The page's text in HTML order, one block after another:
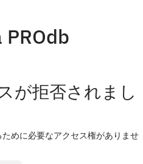
PROdb
が拒否されまし
めに必要なアクセス権がありませ